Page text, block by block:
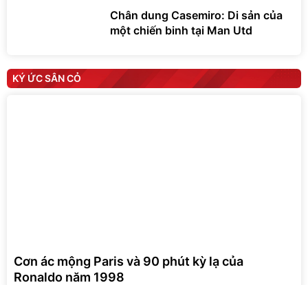
Chân dung Casemiro: Di sản của
một chiến binh tại Man Utd
KÝ ỨC SÂN CỎ
Cơn ác mộng Paris và 90 phút kỳ lạ của
Ronaldo năm 1998